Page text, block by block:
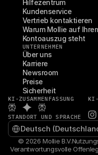
Hilfezentrum
Kundenservice
Vertrieb kontaktieren
Warum Mollie auf
Kontoauszug steht
UNTERNEHMEN
Über uns
Karriere
Newsroom
Preise
Sicherheit
KI-ZUSAMMENFASSUNG KI-
STANDORT UND SPRACHE
Select Language
Deutsch
© 2026 Mollie B.V.
Verantwortungsvolle